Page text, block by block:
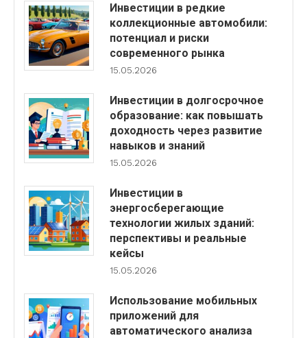
Инвестиции в редкие
коллекционные автомобили:
потенциал и риски
современного рынка
15.05.2026
Инвестиции в долгосрочное
образование: как повышать
доходность через развитие
навыков и знаний
15.05.2026
Инвестиции в
энергосберегающие
технологии жилых зданий:
перспективы и реальные
кейсы
15.05.2026
Использование мобильных
приложений для
автоматического анализа